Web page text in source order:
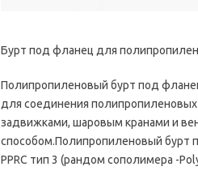
Бурт под фланец для
Полипропиленовый бурт под
для соединения
задвижками, шаровым кранами и
способом.Полипропиленовый бурт
PPRC тип 3 (рандом сополимера -